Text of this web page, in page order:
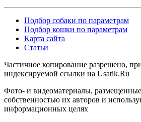
Подбор собаки по параметрам
Подбор кошки по параметрам
Карта сайта
Статьи
Частичное копирование разрешено,
индексируемой ссылки на Usatik.Ru
Фото- и видеоматериалы,
собственностью их авторов и
информационных целях